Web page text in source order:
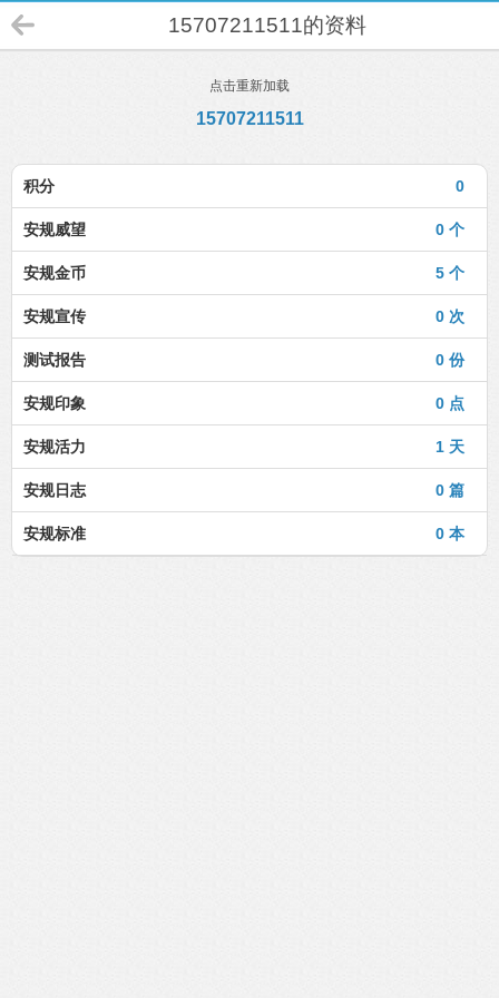
15707211511的资料
点击重新加载
15707211511
0
积分
0 个
安规威望
5 个
安规金币
0 次
安规宣传
0 份
测试报告
0 点
安规印象
1 天
安规活力
0 篇
安规日志
0 本
安规标准